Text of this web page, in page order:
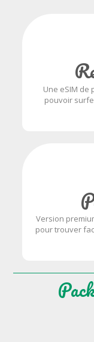
Une eSIM de
pouvoir
Version
pour trouver